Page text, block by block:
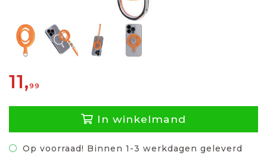
11,99
In winkelmand
Op voorraad! Binnen 1-3 werkdagen geleverd